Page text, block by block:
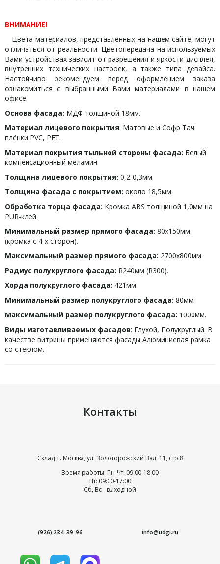
ВНИМАНИЕ!
Цвета материалов, представленных на нашем сайте, могут
отличаться от реальности. Цветопередача на используемых
Вами устройствах зависит от разрешения и яркости дисплея,
внутренних технических настроек, а также типа девайса.
Настойчиво рекомендуем перед оформлением заказа
ознакомиться с выбранными Вами материалами в нашем
офисе.
Основа фасада: МДФ толщиной 18мм.
Материал лицевого покрытия: Матовые и Софр Тач
плёнки PVC, PET.
Материал покрытия тыльной стороны фасада: Белый
компенсационный меламин.
Толщина лицевого покрытия: 0,2-0,3мм.
Толщина фасада с покрытием: около 18,5мм.
Обработка торца фасада: Кромка ABS толщиной 1,0мм на
PUR-клей.
Минимальный размер прямого фасада: 80х150мм
(кромка с 4-х сторон).
Максимальный размер прямого фасада: 2700х800мм.
Радиус полукруглого фасада: R240мм (R300).
Хорда полукруглого фасада: 421мм.
Минимальный размер полукруглого фасада: 80мм.
Максимальный размер полукруглого фасада: 1000мм.
Виды изготавливаемых фасадов: Глухой, Полукруглый. В
качестве витрины применяются фасады Алюминиевая рамка
со стеклом.
Контакты
Склад: г. Москва, ул. Золоторожский Вал, 11, стр.8
Время работы: Пн-Чт: 09:00-18:00
Пт: 09:00-17:00
Сб, Вс - выходной
(926) 234-39-96 info@udgi.ru